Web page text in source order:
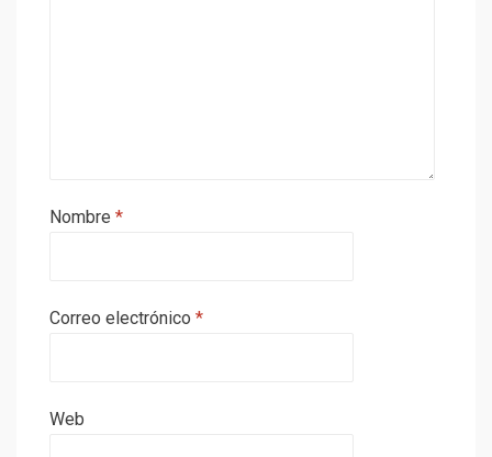
Nombre *
Correo electrónico *
Web